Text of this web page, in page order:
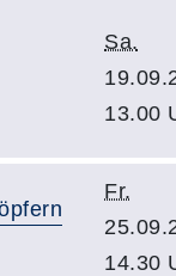
Sa.
13.00
Fr.
14.30